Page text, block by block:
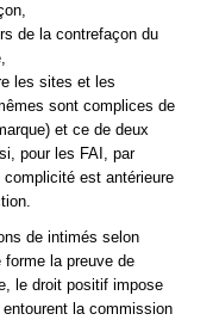
de la contrefaçon du
les sites et les
sont complices de
et ce de deux
pour les FAI, par
est antérieure
de intimés selon
forme la preuve de
le droit positif impose
la commission